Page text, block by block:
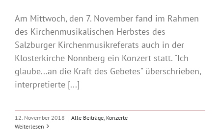
Am Mittwoch, den 7. November fand im Rahmen
des Kirchenmusikalischen Herbstes des
Salzburger Kirchenmusikreferats auch in der
Klosterkirche Nonnberg ein Konzert statt. "Ich
glaube...an die Kraft des Gebetes" überschrieben,
interpretierte [...]
12. November 2018 | Alle Beiträge Konzerte
Weiterlesen